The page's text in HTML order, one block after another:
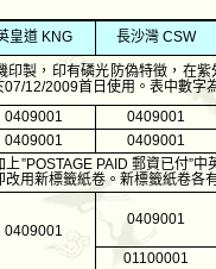
皇道 KNG 長沙灣 CSW
印製，印有磷光防偽特徵，在
07/12/2009首日使用。表中數字
0409001
0409001
0409001
0409001
上”POSTAGE PAID 郵資已付”中
改用新標籤紙卷。新標籤紙卷各
0409001
0409001
01100001